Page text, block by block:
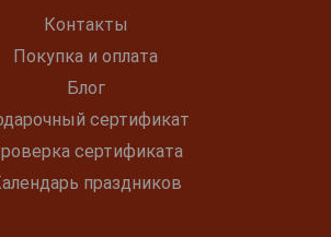
Контакты
Покупка и оплата
Блог
сертификат
сертификата
праздников